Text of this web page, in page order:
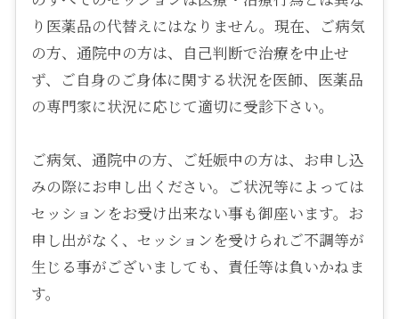
り医薬品の代替えにはなりません。現在、ご病気
の方、通院中の方は、自己判断で治療を中止せ
ず、ご自身のご身体に関する状況を医師、医薬品
の専門家に状況に応じて適切に受診下さい。
ご病気、通院中の方、ご妊娠中の方は、お申し込
みの際にお申し出ください。ご状況等によっては
セッションをお受け出来ない事も御座います。お
申し出がなく、セッションを受けられご不調等が
生じる事がございましても、責任等は負いかねま
す。